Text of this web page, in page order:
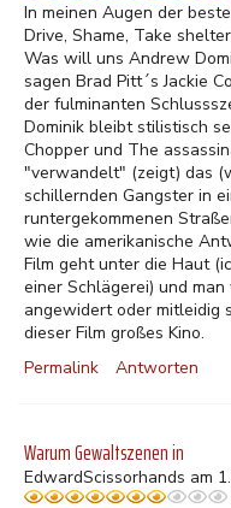
In meinen Augen der
Drive, Shame, Take
Was will uns Andrew
sagen Brad Pitt´s Jackie
der fulminanten
Dominik bleibt stilistisch
Chopper und The
"verwandelt" (zeigt) das
schillernden Gangster in
runtergekommenen
wie die amerikanische
Film geht unter die Haut
einer Schlägerei) und
angewidert oder mitleidig
dieser Film großes Kino.
Permalink
Antworten
Warum Gewaltszenen in
EdwardScissorhands am